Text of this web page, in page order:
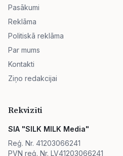
Pasākumi
Reklāma
Politiskā reklāma
Par mums
Kontakti
Ziņo redakcijai
Rekvizīti
SIA "SILK MILK Media"
Reģ. Nr. 41203066241
PVN reģ. Nr. LV41203066241